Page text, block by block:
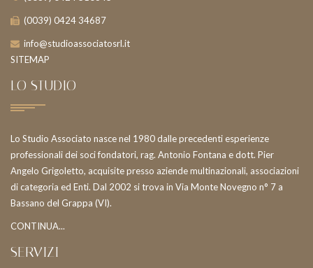
(0039) 0424 34687
info@studioassociatosrl.it
SITEMAP
LO STUDIO
Lo Studio Associato nasce nel 1980 dalle precedenti esperienze
professionali dei soci fondatori, rag. Antonio Fontana e dott. Pier
Angelo Grigoletto, acquisite presso aziende multinazionali, associazioni
di categoria ed Enti. Dal 2002 si trova in Via Monte Novegno n° 7 a
Bassano del Grappa (VI).
CONTINUA...
SERVIZI